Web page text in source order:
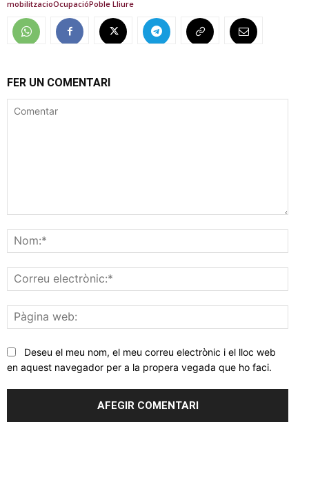
mobilitzacioOcupacióPoble Lliure
FER UN COMENTARI
web:
Deseu el meu nom, el meu correu electrònic i el lloc web
en aquest navegador per a la propera vegada que ho faci.